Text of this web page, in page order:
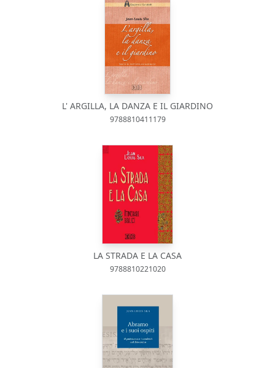
L' ARGILLA, LA DANZA E IL GIARDINO
9788810411179
LA STRADA E LA CASA
9788810221020